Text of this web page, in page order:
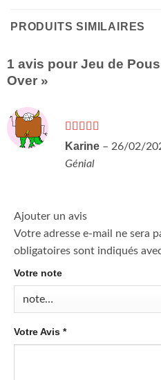
PRODUITS SIMILAIRES
1 avis pour Jeu de
Over »
Note5sur 5
Karine – 26/02/
Génial
Ajouter un avis
Votre adresse e-mail ne sera
obligatoires sont indiqués
Votre note
Votre Avis *